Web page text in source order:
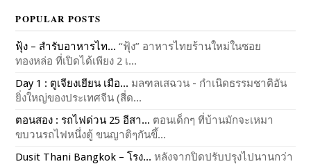
POPULAR POSTS
ฟุ้ง – สำรับอาหารไท... “ฟุ้ง” อาหารไทยร้านใหม่ในซอย
ทองหล่อ ที่เปิดได้เพียง 2 เ...
Day 1 : ตูเจียงเยียน เมือ... มลฑลเสฉวน - กำเนิดธรรมชาติอัน
ยิ่งใหญ่ของประเทศจีน (สี่ด...
ตอนสอง : รถไฟด่วน 25 อีสา... ตอนเด็กๆ ที่บ้านมักจะเหมา
ขบวนรถไฟหนึ่งตู้ ขนญาติๆกันขึ้...
Dusit Thani Bangkok – โรง... หลังจากปิดปรับปรุงไปนานกว่า